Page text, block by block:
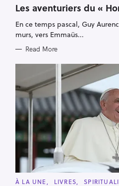
O
R
E
Les aventuriers du «
En ce temps pascal, Guy
murs, vers Emmaüs...
Read More
C
À LA UNE LIVRES